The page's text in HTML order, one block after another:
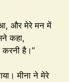
और मेरे मन में
कहा,
करनी है।”
मीना ने मेरे